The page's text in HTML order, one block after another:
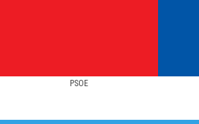
PSOE